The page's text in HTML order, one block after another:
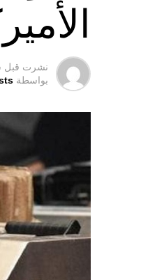
نشرت قبل
بواسطة